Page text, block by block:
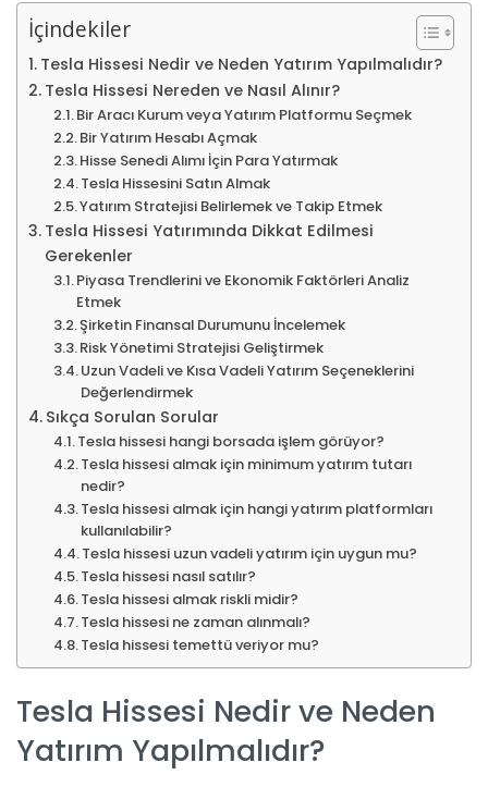
İçindekiler
Tesla Hissesi Nedir ve Neden Yatırım Yapılmalıdır?
Tesla Hissesi Nereden ve Nasıl Alınır?
Bir Aracı Kurum veya Yatırım Platformu Seçmek
Bir Yatırım Hesabı Açmak
Hisse Senedi Alımı İçin Para Yatırmak
Tesla Hissesini Satın Almak
Yatırım Stratejisi Belirlemek ve Takip Etmek
Tesla Hissesi Yatırımında Dikkat Edilmesi
Gerekenler
Piyasa Trendlerini ve Ekonomik Faktörleri Analiz
Etmek
Şirketin Finansal Durumunu İncelemek
Risk Yönetimi Stratejisi Geliştirmek
Uzun Vadeli ve Kısa Vadeli Yatırım Seçeneklerini
Değerlendirmek
Sıkça Sorulan Sorular
Tesla hissesi hangi borsada işlem görüyor?
Tesla hissesi almak için minimum yatırım tutarı
nedir?
Tesla hissesi almak için hangi yatırım platformları
kullanılabilir?
Tesla hissesi uzun vadeli yatırım için uygun mu?
Tesla hissesi nasıl satılır?
Tesla hissesi almak riskli midir?
Tesla hissesi ne zaman alınmalı?
Tesla hissesi temettü veriyor mu?
Tesla Hissesi Nedir ve Neden
Yatırım Yapılmalıdır?